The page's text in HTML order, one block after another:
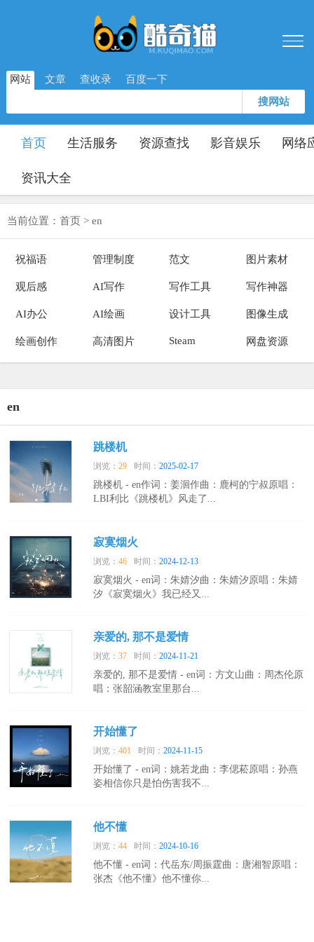
网站 文章 查收录 百度一下
搜网站
首页 生活服务 资源查找 影音娱乐 网络
资讯大全
当前位置： 首页 > en
祝福语 管理制度 范文 图片素材
观后感 AI写作 写作工具 写作神器
AI办公 AI绘画 设计工具 图像生成
绘画创作 高清图片 Steam 网盘资源
en
跳楼机
浏览：29 时间：2025-02-17
跳楼机 - en作词：姜洄作曲：鹿柯的宁叔原唱：
LBI利比《跳楼机》风走了...
寂寞烟火
浏览：46 时间：2024-12-13
寂寞烟火 - en词：朱婧汐曲：朱婧汐原唱：朱婧
汐《寂寞烟火》我已经又...
亲爱的, 那不是爱情
浏览：37 时间：2024-11-21
亲爱的, 那不是爱情 - en词：方文山曲：周杰伦原
唱：张韶涵教室里那台...
开始懂了
浏览：401 时间：2024-11-15
开始懂了 - en词：姚若龙曲：李偲菘原唱：孙燕
姿相信你只是怕伤害我不...
他不懂
浏览：44 时间：2024-10-16
他不懂 - en词：代岳东/周振霆曲：唐湘智原唱：
张杰《他不懂》他不懂你...